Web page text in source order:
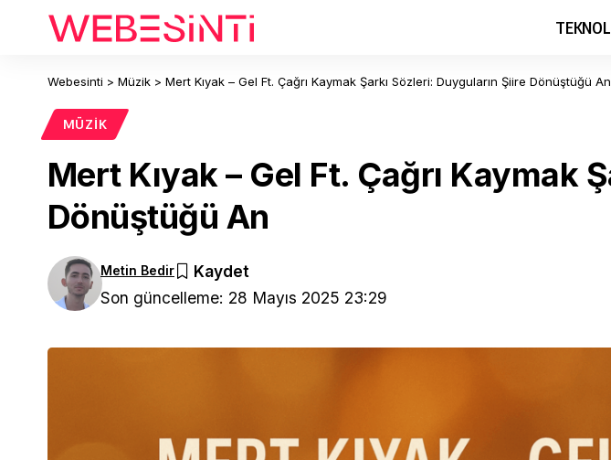
Webesinti > Müzik > Mert Kıyak – Gel Ft. Çağrı Kaymak Şarkı Sözleri: Duyguların Şiire Dönüştüğü An
MÜZIK
Mert Kıyak – Gel Ft. Çağrı Kaymak
Dönüştüğü An
Son güncelleme: 28 Mayıs 2025 23:29
Metin Bedir